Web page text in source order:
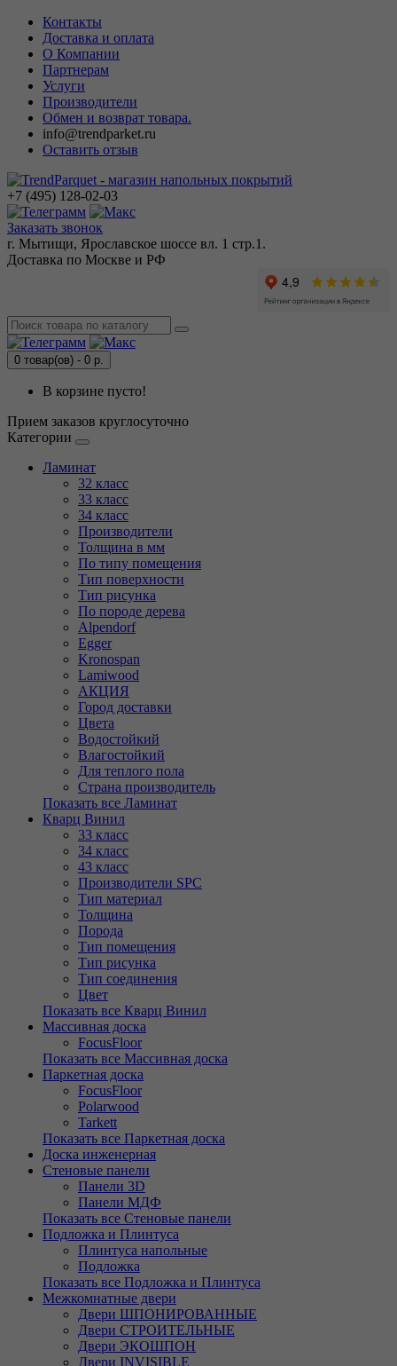
Контакты
Доставка и оплата
О Компании
Партнерам
Услуги
Производители
Обмен и возврат товара.
info@trendparket.ru
Оставить отзыв
+7 (495) 128-02-03
Заказать звонок
г. Мытищи, Ярославское шоссе вл. 1 стр.1.
Доставка по Москве и РФ
0 товар(ов) - 0 р.
В корзине пусто!
Прием заказов круглосуточно
Категории
Ламинат
32 класс
33 класс
34 класс
Производители
Толщина в мм
По типу помещения
Тип поверхности
Тип рисунка
По породе дерева
Alpendorf
Egger
Kronospan
Lamiwood
АКЦИЯ
Город доставки
Цвета
Водостойкий
Влагостойкий
Для теплого пола
Страна производитель
Показать все Ламинат
Кварц Винил
33 класс
34 класс
43 класс
Производители SPC
Тип материал
Толщина
Порода
Тип помещения
Тип рисунка
Тип соединения
Цвет
Показать все Кварц Винил
Массивная доска
FocusFloor
Показать все Массивная доска
Паркетная доска
FocusFloor
Polarwood
Tarkett
Показать все Паркетная доска
Доска инженерная
Стеновые панели
Панели 3D
Панели МДФ
Показать все Стеновые панели
Подложка и Плинтуса
Плинтуса напольные
Подложка
Показать все Подложка и Плинтуса
Межкомнатные двери
Двери ШПОНИРОВАННЫЕ
Двери СТРОИТЕЛЬНЫЕ
Двери ЭКОШПОН
Двери INVISIBLE